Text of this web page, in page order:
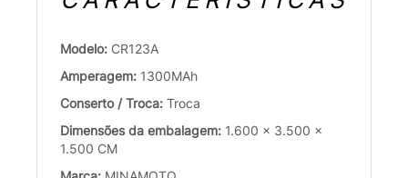
Modelo: CR123A
Amperagem: 1300MAh
Conserto / Troca: Troca
Dimensões da embalagem: 1.600 x 3.500 x
1.500 CM